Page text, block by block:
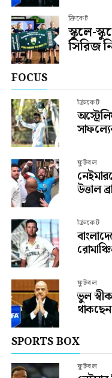
ক্রিকেট
স্কুলে-
সিরিজ
FOCUS
ক্রিকেট
ফুটবল
উত্তাল
ক্রিকেট
ফুটবল
ভুল
SPORTS BOX
ফুটবল